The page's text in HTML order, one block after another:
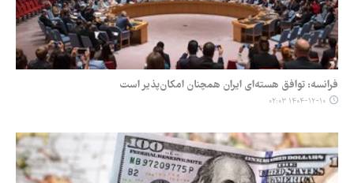
فرانسه: توافق هسته‌ای ایران همچنان امکان‌پذیر است
۱۴۰۴-۱۲-۱۰ ۰۲:۰۳